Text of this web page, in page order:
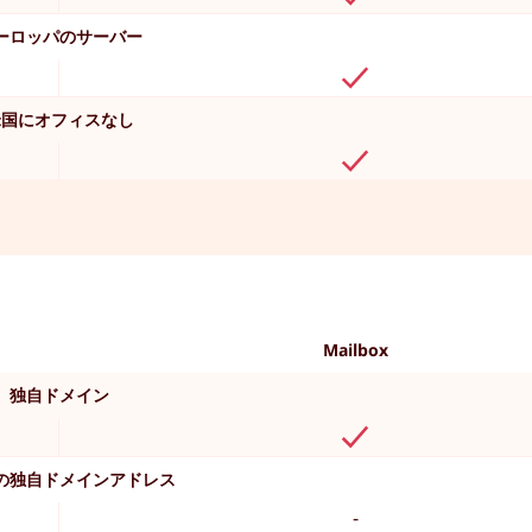
ロッパのサーバー
にオフィスなし
Mailbox
独自ドメイン
独自ドメインアドレス
-